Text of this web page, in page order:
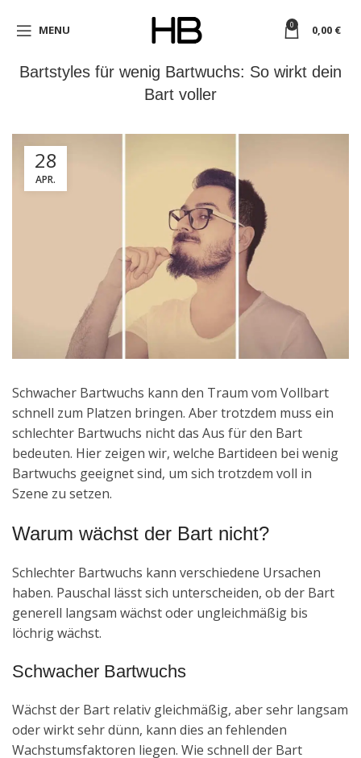
MENU 0 0,00 €
Bartstyles für wenig Bartwuchs: So wirkt dein
Bart voller
28
APR.
Schwacher Bartwuchs kann den Traum vom Vollbart
schnell zum Platzen bringen. Aber trotzdem muss ein
schlechter Bartwuchs nicht das Aus für den Bart
bedeuten. Hier zeigen wir, welche Bartideen bei wenig
Bartwuchs geeignet sind, um sich trotzdem voll in
Szene zu setzen.
Warum wächst der Bart nicht?
Schlechter Bartwuchs kann verschiedene Ursachen
haben. Pauschal lässt sich unterscheiden, ob der Bart
generell langsam wächst oder ungleichmäßig bis
löchrig wächst.
Schwacher Bartwuchs
Wächst der Bart relativ gleichmäßig, aber sehr langsam
oder wirkt sehr dünn, kann dies an fehlenden
Wachstumsfaktoren liegen. Wie schnell der Bart